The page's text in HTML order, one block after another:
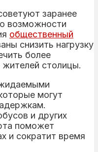
заранее
возможности
общественный
снизить нагрузку
более
столицы.
могут
и других
поможет
и сократит время